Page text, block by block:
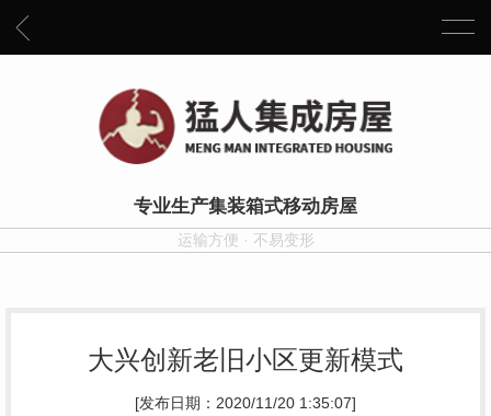
专业生产集装箱式移动房屋
运输方便 · 不易变形
大兴创新老旧小区更新模式
[发布日期：2020/11/20 1:35:07]